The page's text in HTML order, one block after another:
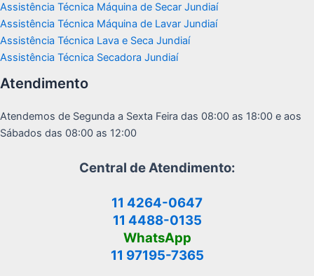
Assistência Técnica Máquina de Secar Jundiaí
Assistência Técnica Máquina de Lavar Jundiaí
Assistência Técnica Lava e Seca Jundiaí
Assistência Técnica Secadora Jundiaí
Atendimento
Atendemos de Segunda a Sexta Feira das 08:00 as 18:00 e aos
Sábados das 08:00 as 12:00
Central de Atendimento:
11 4264-0647
11 4488-0135
WhatsApp
11 97195-7365